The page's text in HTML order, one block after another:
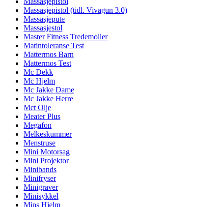
Massasjepistol (tidl. Vivagun 3.0)
Massasjepute
Massasjestol
Master Fitness Tredemoller
Matintoleranse Test
Mattermos Barn
Mattermos Test
Mc Dekk
Mc Hjelm
Mc Jakke Dame
Mc Jakke Herre
Mct Olje
Meater Plus
Megafon
Melkeskummer
Menstruse
Mini Motorsag
Mini Projektor
Minibands
Minifryser
Minigraver
Minisykkel
Mips Hjelm